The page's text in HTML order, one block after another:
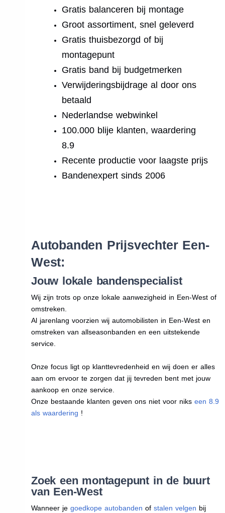
Gratis balanceren bij montage
Groot assortiment, snel geleverd
Gratis thuisbezorgd of bij
montagepunt
Gratis band bij budgetmerken
Verwijderingsbijdrage al door ons
betaald
Nederlandse webwinkel
100.000 blije klanten, waardering
8.9
Recente productie voor laagste prijs
Bandenexpert sinds 2006
Autobanden Prijsvechter Een-
West:
Jouw lokale bandenspecialist
Wij zijn trots op onze lokale aanwezigheid in Een-West of
omstreken.
Al jarenlang voorzien wij automobilisten in Een-West en
omstreken van allseasonbanden en een uitstekende
service.
Onze focus ligt op klanttevredenheid en wij doen er alles
aan om ervoor te zorgen dat jij tevreden bent met jouw
aankoop en onze service.
Onze bestaande klanten geven ons niet voor niks een 8.9
als waardering !
Zoek een montagepunt in de buurt
van Een-West
Wanneer je goedkope autobanden of stalen velgen bij